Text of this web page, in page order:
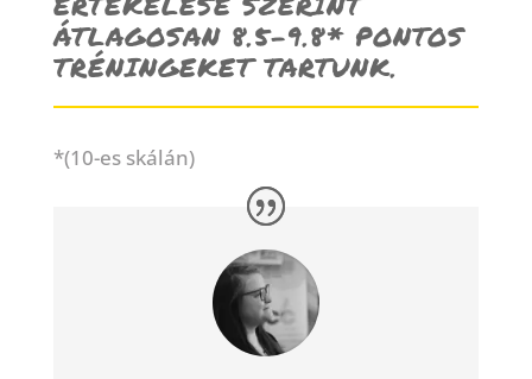
ÁTLAGOSAN 8.5-9.8* PONTOS
TRÉNINGEKET TARTUNK.
*(10-es skálán)